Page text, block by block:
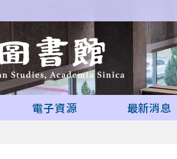
電子資源 最新消息